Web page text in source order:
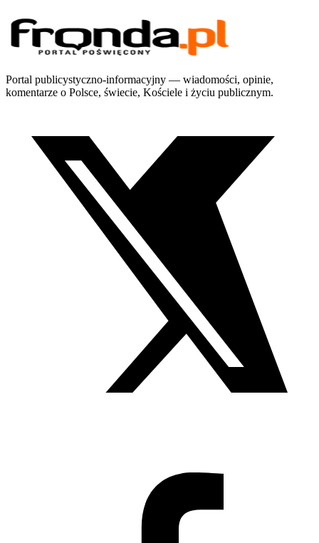
Portal publicystyczno-informacyjny — wiadomości, opinie,
komentarze o Polsce, świecie, Kościele i życiu publicznym.